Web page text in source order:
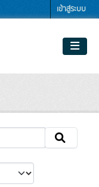
เข้าสู่ระบบ